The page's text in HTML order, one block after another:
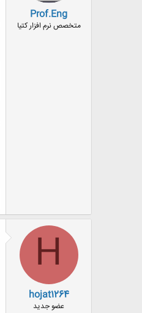
Prof.Eng
متخصص نرم افزار کتیا
H
hojat1264
عضو جدید